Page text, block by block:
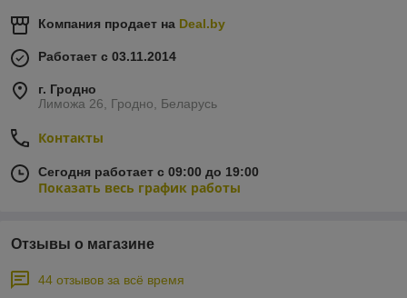
Компания продает на Deal.by
Работает с 03.11.2014
г. Гродно
Лиможа 26, Гродно, Беларусь
Контакты
Сегодня работает с 09:00 до 19:00
Показать весь график работы
Отзывы о магазине
44 отзывов за всё время